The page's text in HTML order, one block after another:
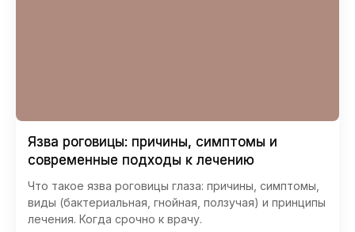
Язва роговицы: причины, симптомы и
современные подходы к лечению
Что такое язва роговицы глаза: причины, симптомы,
виды (бактериальная, гнойная, ползучая) и принципы
лечения. Когда срочно к врачу.